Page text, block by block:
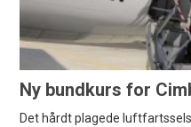
Ny bundkurs for
Det hårdt plagede